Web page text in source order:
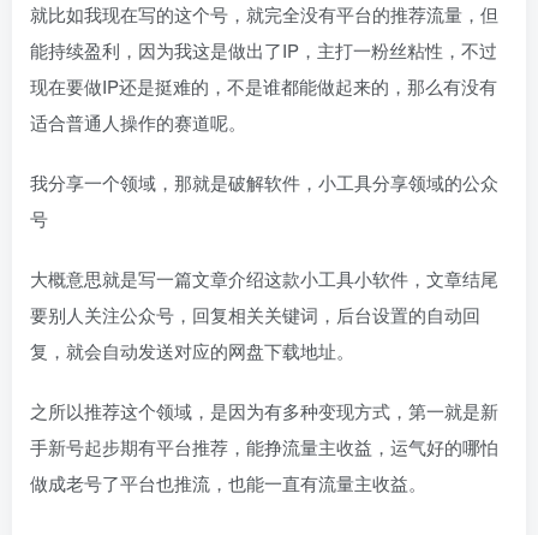
就比如我现在写的这个号，就完全没有平台的推荐流量，但
能持续盈利，因为我这是做出了IP，主打一粉丝粘性，不过
现在要做IP还是挺难的，不是谁都能做起来的，那么有没有
适合普通人操作的赛道呢。
我分享一个领域，那就是破解软件，小工具分享领域的公众
号
大概意思就是写一篇文章介绍这款小工具小软件，文章结尾
要别人关注公众号，回复相关关键词，后台设置的自动回
复，就会自动发送对应的网盘下载地址。
之所以推荐这个领域，是因为有多种变现方式，第一就是新
手新号起步期有平台推荐，能挣流量主收益，运气好的哪怕
做成老号了平台也推流，也能一直有流量主收益。